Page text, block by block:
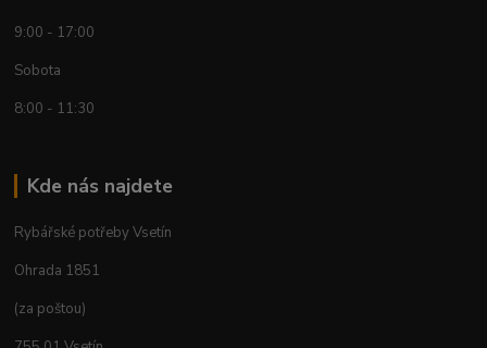
9:00 - 17:00
Sobota
8:00 - 11:30
Kde nás najdete
Rybářské potřeby Vsetín
Ohrada 1851
(za poštou)